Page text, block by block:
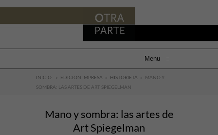
Menu ≡
INICIO » EDICIÓN IMPRESA » HISTORIETA » MANO Y
SOMBRA: LAS ARTES DE ART SPIEGELMAN
Mano y sombra: las artes de
Art Spiegelman